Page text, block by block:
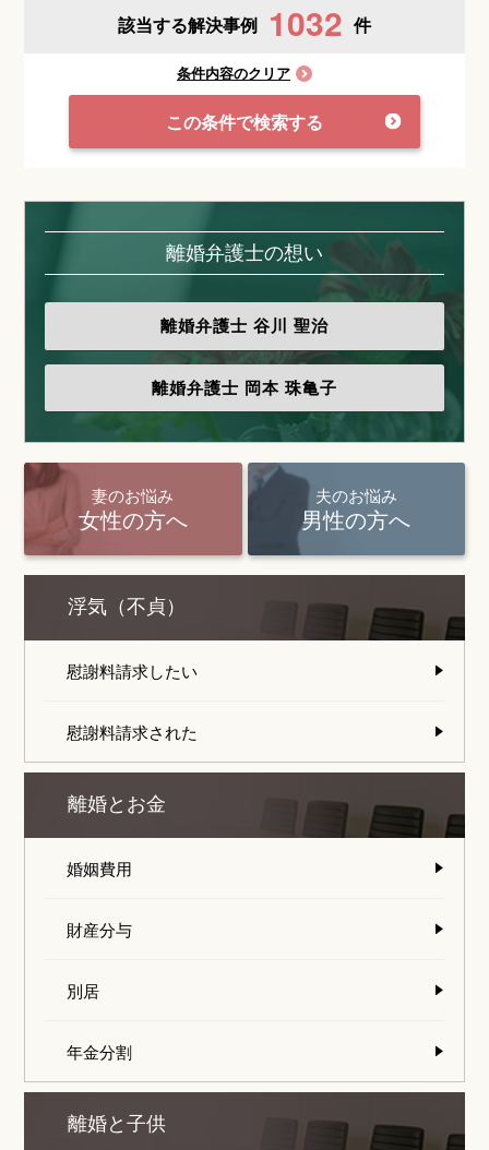
該当する解決事例 1032 件
条件内容のクリア
この条件で検索する
離婚弁護士の想い
離婚弁護士 谷川 聖治
離婚弁護士 岡本 珠亀子
妻のお悩み
女性の方へ
夫のお悩み
男性の方へ
浮気（不貞）
慰謝料請求したい
慰謝料請求された
離婚とお金
婚姻費用
財産分与
別居
年金分割
離婚と子供